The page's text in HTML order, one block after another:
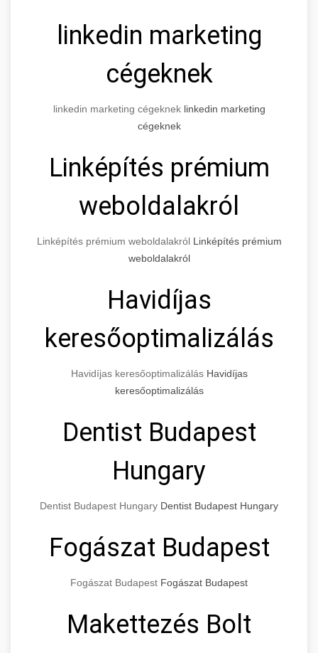
linkedin marketing
cégeknek
linkedin marketing cégekneklinkedin marketing
cégeknek
Linképítés prémium
weboldalakról
Linképítés prémium weboldalakrólLinképítés prémium
weboldalakról
Havidíjas
keresőoptimalizálás
Havidíjas keresőoptimalizálásHavidíjas
keresőoptimalizálás
Dentist Budapest
Hungary
Dentist Budapest Hungary Dentist Budapest Hungary
Fogászat Budapest
Fogászat Budapest Fogászat Budapest
Makettezés Bolt